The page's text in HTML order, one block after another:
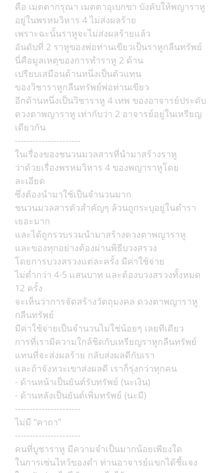
คือ เมตตากรุณา เมตตาอุเบกขา บังคับให้พญาราหู
อยู่ในพรหมวิหาร 4 ไม่ส่งผลร้าย
เพราะฉะนั้นราหูจะไม่ส่งผลร้ายแล้ว
อันดับที่ 2 ราหูของพ่อท่านเขียวเป็นราหูกลืนทรัพย์
นี่คือมูลเหตุของการทำราหู 2 ด้าน
เปรียบเสมือนด้านหนึ่งเป็นตัวแทน
ของวิชาราหูกลืนทรัพย์พ่อท่านเขียว
อีกด้านหนึ่งเป็นวิชาราหู 4 เทพ ของอาจารย์ประดับ
ดวงตาพญาราหู เท่ากับว่า 2 อาจารย์อยู่ในเหรียญ
เดียวกัน
----------------------
ในเรื่องของชนวนมวลสารที่นำมาสร้างราหู
ว่าด้วยเรื่องพรหมวิหาร 4 ของพญาราหูโดย
ละเอียด
ซึ่งต้องนำมาใช้เป็นจำนวนมาก
ชนวนมวลสารตัวสำคัญๆ ล้วนถูกระบุอยู่ในตำรา
เยอะมาก
และได้ถูกรวบรวมนำมาสร้างดวงตาพญาราหู
และของทุกอย่างต้องผ่านพิธีบวงสรวง
โดยการบวงสรวงแต่ละครั้ง มีค่าใช้จ่าย
ไม่ต่ำกว่า 4-5 แสนบาท และต้องบวงสรวงทั้งหมด
12 ครั้ง
จะเห็นว่าการจัดสร้างวัตถุมงคล ดวงตาพญาราหู
กลืนทรัพย์
มีค่าใช้จ่ายเป็นจำนวนไม่ใช่น้อยๆ เลยทีเดียว
การที่เรามีความใกล้ชิดกับเหรียญราหูกลืนทรัพย์
แทนที่จะส่งผลร้าย กลับส่งผลดีกับเรา
และถ้าจังหวะเขาส่งผลดี เราก็รุ่งกว่าทุกคน
- ด้านหน้าเป็นยันต์รับทรัพย์ (นะเงิน)
- ด้านหลังเป็นยันต์เพิ่มทรัพย์ (นะมี)
----------------------
ไม่มี “คาถา”
----------------------
คนที่บูชาราหู มีความจำเป็นมากน้อยเพียงใด
ในการเซ่นไหว้ของดำ ท่านอาจารย์แขกได้ชี้แจง